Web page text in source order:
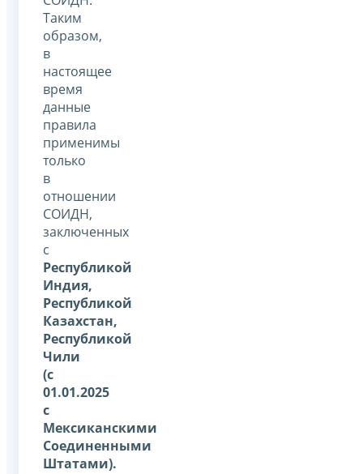
Таким
образом,
в
настоящее
время
данные
правила
применимы
только
в
отношении
СОИДН,
заключенных
с
Республикой
Индия,
Республикой
Казахстан,
Республикой
Чили
(с
01.01.2025
с
Мексиканскими
Соединенными
Штатами).